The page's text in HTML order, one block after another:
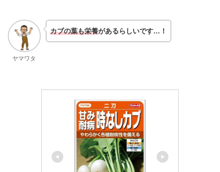
ヤマワタ
カブの葉も栄養があるらしいです…！